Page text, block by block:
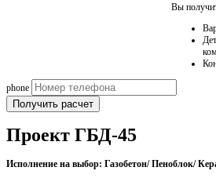
Вы
phone
Получить расчет
Проект ГБД-45
Исполнение на выбор: Газобетон/ Пеноблок/